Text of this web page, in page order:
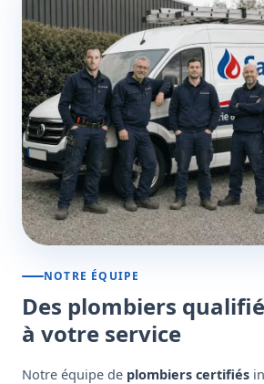
NOTRE ÉQUIPE
Des plombiers
à votre service
Notre équipe de plombiers certifiés